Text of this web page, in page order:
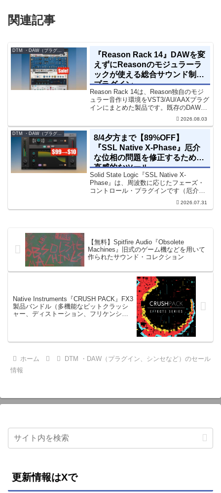
関連記事
『Reason Rack 14』DAWを変
えずにReasonのモジュラーラ
ックが使える総合サウンド制作
プラグイン
Reason Rack 14は、Reason独自のモジ
ュラー音作り環境をVST3/AU/AAXプラグ
インにまとめた製品です。既存のDAWを
乗り換えることなく、68種類のシンセや
2026.08.03
8/4夕方まで【89%OFF】
『SSL Native X-Phase』厄介
な位相の問題を修正するための
直感的なツール
Solid State Logic『SSL Native X-
Phase』は、周波数に応じたフェーズ・
コントロール・プラグインです（厄介な
位相の問題を修正するための直感的なツ
ールです）。特定の周波数で位相をシフ
2026.07.31
【無料】Spitfire Audio『Obsolete
Machines』旧式のゲーム機などを用いて
作られたサウンド・コレクション
Native Instruments『CRUSH PACK』FX3
製品バンドル（多機能なビットクラッシ
ャー、ディストーション、フリケンシー
ホーム
DTM ・DAW（プラグイン、シンセなど）のセール
情報
更新情報はXで